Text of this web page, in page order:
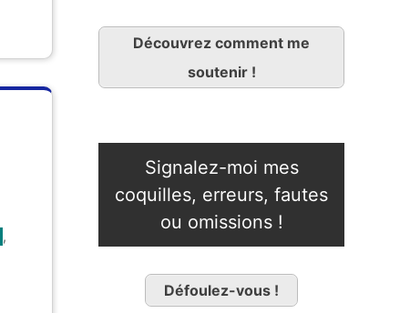
,
Découvrez comment me
soutenir !
Signalez-moi mes
coquilles, erreurs, fautes
ou omissions !
Défoulez-vous !